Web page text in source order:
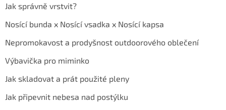
Jak správně vrstvit?
Nosící bunda x Nosící vsadka x Nosící kapsa
Nepromokavost a prodyšnost outdoorového oblečení
Výbavička pro miminko
Jak skladovat a prát použité pleny
Jak připevnit nebesa nad postýlku